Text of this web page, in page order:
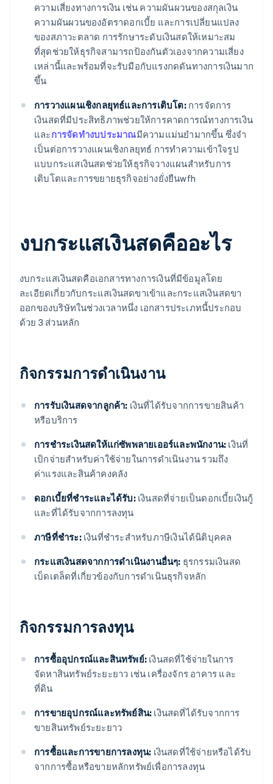
ความเสี่ยงทางการเงิน เช่น ความผันผวนของสกุลเงิน
ความผันผวนของอัตราดอกเบี้ย และการเปลี่ยนแปลง
ของสภาวะตลาด การรักษาระดับเงินสดให้เหมาะสม
ที่สุดช่วยให้ธุรกิจสามารถป้องกันตัวเองจากความเสี่ยง
เหล่านี้และพร้อมที่จะรับมือกับแรงกดดันทางการเงินมาก
ขึ้น
การวางแผนเชิงกลยุทธ์และการเติบโต:การจัดการ
เงินสดที่มีประสิทธิภาพช่วยให้การคาดการณ์ทางการเงิน
และการจัดทํางบประมาณมีความแม่นยํามากขึ้น ซึ่งจํา
เป็นต่อการวางแผนเชิงกลยุทธ์ การทําความเข้าใจรูป
แบบกระแสเงินสดช่วยให้ธุรกิจวางแผนสําหรับการ
เติบโตและการขยายธุรกิจอย่างยั่งยืนwfh
งบกระแสเงินสดคืออะไร
งบกระแสเงินสดคือเอกสารทางการเงินที่มีข้อมูลโดย
ละเอียดเกี่ยวกับกระแสเงินสดขาเข้าและกระแสเงินสดขา
ออกของบริษัทในช่วงเวลาหนึ่ง เอกสารประเภทนี้ประกอบ
ด้วย 3 ส่วนหลัก
กิจกรรมการดําเนินงาน
การรับเงินสดจากลูกค้า: เงินที่ได้รับจากการขายสินค้า
หรือบริการ
การชําระเงินสดให้แก่ซัพพลายเออร์และพนักงาน: เงินที่
เบิกจ่ายสําหรับค่าใช้จ่ายในการดําเนินงาน รวมถึง
ค่าแรงและสินค้าคงคลัง
ดอกเบี้ยที่ชําระและได้รับ:เงินสดที่จ่ายเป็นดอกเบี้ยเงินกู้
และที่ได้รับจากการลงทุน
ภาษีที่ชําระ:เงินที่ชําระสําหรับภาษีเงินได้นิติบุคคล
กระแสเงินสดจากการดําเนินงานอื่นๆ: ธุรกรรมเงินสด
เบ็ดเตล็ดที่เกี่ยวข้องกับการดําเนินธุรกิจหลัก
กิจกรรมการลงทุน
การซื้ออุปกรณ์และสินทรัพย์: เงินสดที่ใช้จ่ายในการ
จัดหาสินทรัพย์ระยะยาว เช่น เครื่องจักร อาคาร และ
ที่ดิน
การขายอุปกรณ์และทรัพย์สิน: เงินสดที่ได้รับจากการ
ขายสินทรัพย์ระยะยาว
การซื้อและการขายการลงทุน: เงินสดที่ใช้จ่ายหรือได้รับ
จากการซื้อหรือขายหลักทรัพย์เพื่อการลงทุน